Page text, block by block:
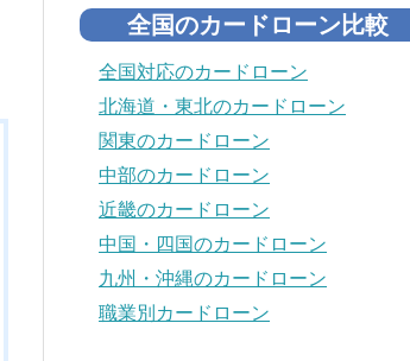
全国のカードローン比較
全国対応のカードローン
北海道・東北のカードローン
関東のカードローン
中部のカードローン
近畿のカードローン
中国・四国のカードローン
九州・沖縄のカードローン
職業別カードローン